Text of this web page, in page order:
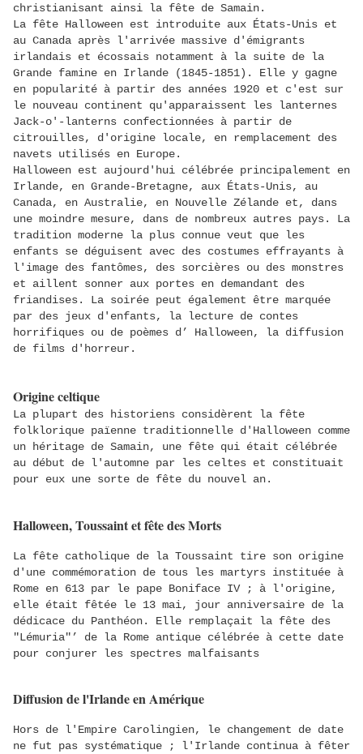
christianisant ainsi la fête de Samain.
La fête Halloween est introduite aux États-Unis et
au Canada après l'arrivée massive d'émigrants
irlandais et écossais notamment à la suite de la
Grande famine en Irlande (1845-1851). Elle y gagne
en popularité à partir des années 1920 et c'est sur
le nouveau continent qu'apparaissent les lanternes
Jack-o'-lanterns confectionnées à partir de
citrouilles, d'origine locale, en remplacement des
navets utilisés en Europe.
Halloween est aujourd'hui célébrée principalement en
Irlande, en Grande-Bretagne, aux États-Unis, au
Canada, en Australie, en Nouvelle Zélande et, dans
une moindre mesure, dans de nombreux autres pays. La
tradition moderne la plus connue veut que les
enfants se déguisent avec des costumes effrayants à
l'image des fantômes, des sorcières ou des monstres
et aillent sonner aux portes en demandant des
friandises. La soirée peut également être marquée
par des jeux d'enfants, la lecture de contes
horrifiques ou de poèmes d’ Halloween, la diffusion
de films d'horreur.
Origine celtique
La plupart des historiens considèrent la fête
folklorique païenne traditionnelle d'Halloween comme
un héritage de Samain, une fête qui était célébrée
au début de l'automne par les celtes et constituait
pour eux une sorte de fête du nouvel an.
Halloween, Toussaint et fête des Morts
La fête catholique de la Toussaint tire son origine
d'une commémoration de tous les martyrs instituée à
Rome en 613 par le pape Boniface IV ; à l'origine,
elle était fêtée le 13 mai, jour anniversaire de la
dédicace du Panthéon. Elle remplaçait la fête des
"Lémuria"’ de la Rome antique célébrée à cette date
pour conjurer les spectres malfaisants
Diffusion de l'Irlande en Amérique
Hors de l'Empire Carolingien, le changement de date
ne fut pas systématique ; l'Irlande continua à fêter